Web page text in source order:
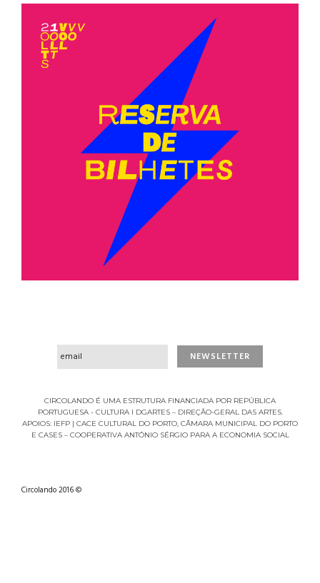
CIRCOLANDO É UMA ESTRUTURA FINANCIADA POR REPÚBLICA
PORTUGUESA - CULTURA I DGARTES – DIREÇÃO-GERAL DAS ARTES.
APOIOS: IEFP | CACE CULTURAL DO PORTO, CÂMARA MUNICIPAL DO PORTO
E CASES – COOPERATIVA ANTÓNIO SÉRGIO PARA A ECONOMIA SOCIAL
Circolando 2016 ©